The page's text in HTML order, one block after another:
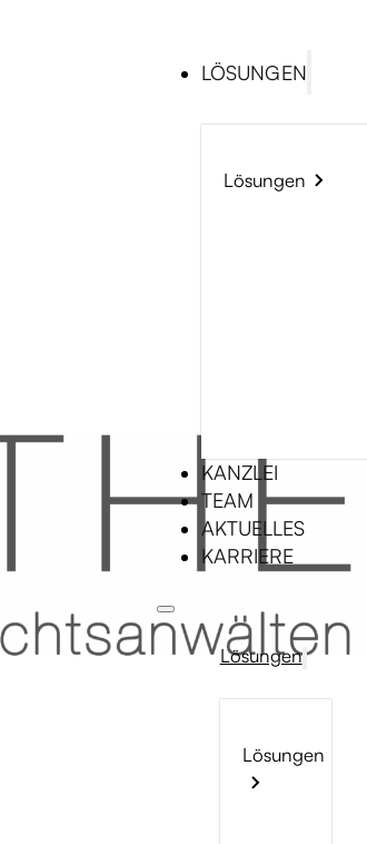
LÖSUNGEN
Lösungen
KANZLEI
TEAM
AKTUELLES
KARRIERE
Lösungen
Lösungen